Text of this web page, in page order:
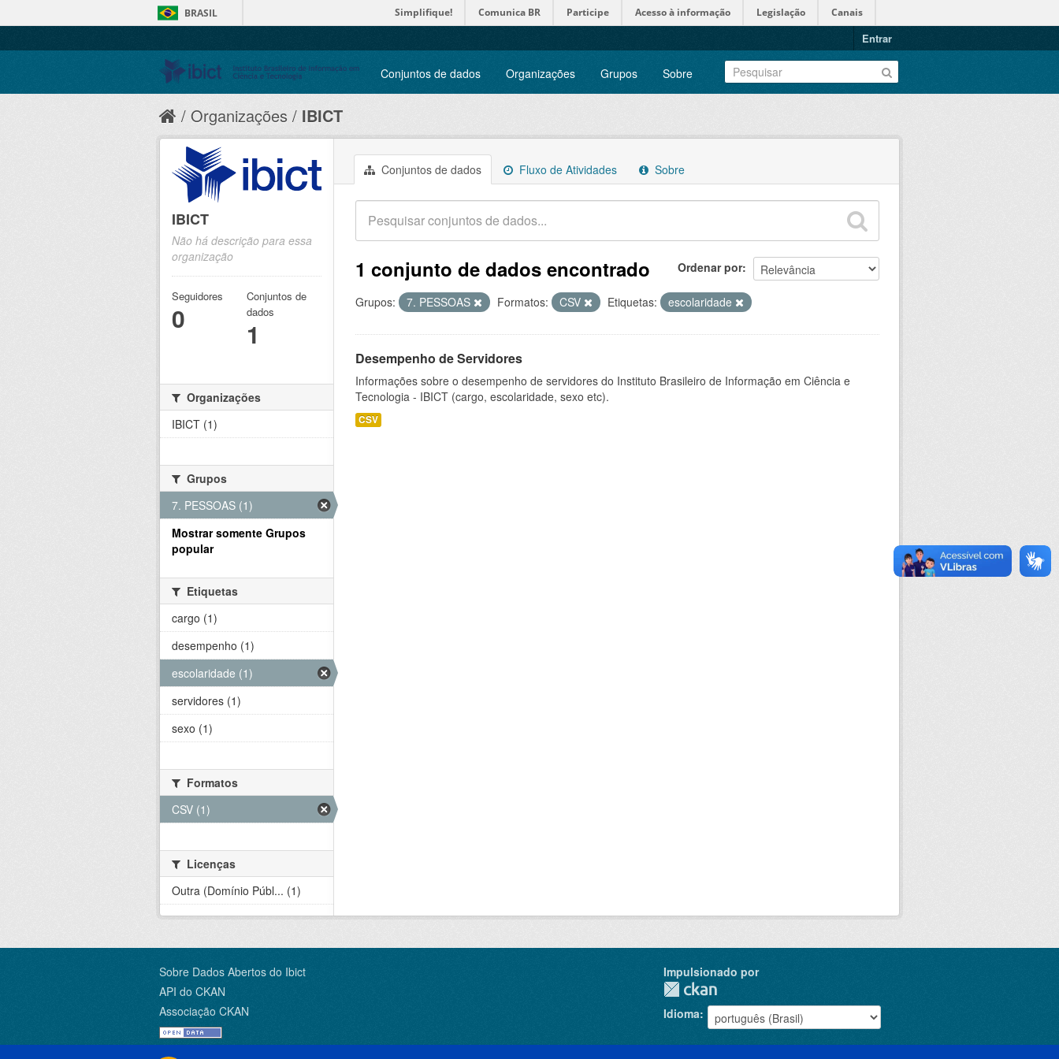
BRASIL Simplifique! Comunica BR Participe Acesso à informação Legislação Canais
Entrar
Conjuntos de dados Organizações Grupos Sobre
Organizações IBICT
Conjuntos de dados Fluxo de Atividades Sobre
Ordenar por
1 conjunto de dados encontrado
Grupos: 7. PESSOAS Formatos: CSV Etiquetas: escolaridade
Desempenho de Servidores
Informações sobre o desempenho de servidores do Instituto Brasileiro de Informação em Ciência e
Tecnologia - IBICT (cargo, escolaridade, sexo etc).
CSV
IBICT
Não há descrição para essa
organização
Seguidores
0
Conjuntos de
dados
1
Organizações
IBICT (1)
Grupos
7. PESSOAS (1)
Mostrar somente Grupos
popular
Etiquetas
cargo (1)
desempenho (1)
escolaridade (1)
servidores (1)
sexo (1)
Formatos
CSV (1)
Licenças
Outra (Domínio Públ... (1)
Sobre Dados Abertos do Ibict
API do CKAN
Associação CKAN
Impulsionado por
Idioma